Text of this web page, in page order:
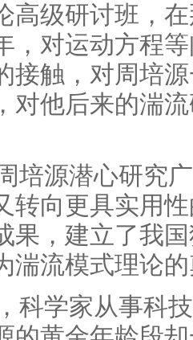
高级研讨班，
，对运动方程
接触，对周培
对他后来的湍
培源潜心研究
转向更具实用
果，建立了我
湍流模式理论
科学家从事科